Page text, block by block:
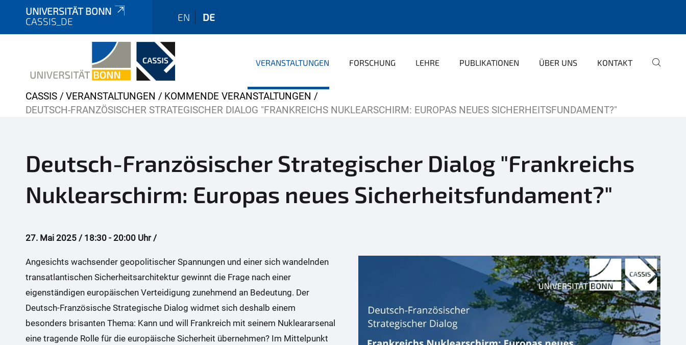
UNIVERSITÄT BONN
CASSIS_DE
EN DE
VERANSTALTUNGEN FORSCHUNG LEHRE PUBLIKATIONEN ÜBER UNS KONTAKT
Y
o
e
r
:
CASSIS VERANSTALTUNGEN
KOMMENDE VERANSTALTUNGEN
DEUTSCH-FRANZÖSISCHER STRATEGISCHER DIALOG "FRANKREICHS NUKLEARSCHIRM: EUROPAS NEUES SICHERHEITSFUNDAMENT?"
Deutsch-Französischer Strategischer Dialog "Frankreichs
Nuklearschirm: Europas neues Sicherheitsfundament?"
27. Mai 2025 / 18:30 - 20:00 Uhr /
Angesichts wachsender geopolitischer Spannungen und einer sich wandelnden
transatlantischen Sicherheitsarchitektur gewinnt die Frage nach einer
eigenständigen europäischen Verteidigung zunehmend an Bedeutung. Der
Deutsch-Französische Strategische Dialog widmet sich deshalb einem
besonders brisanten Thema: Kann und will Frankreich mit seinem Nukleararsenal
eine tragende Rolle für die europäische Sicherheit übernehmen? Im Mittelpunkt